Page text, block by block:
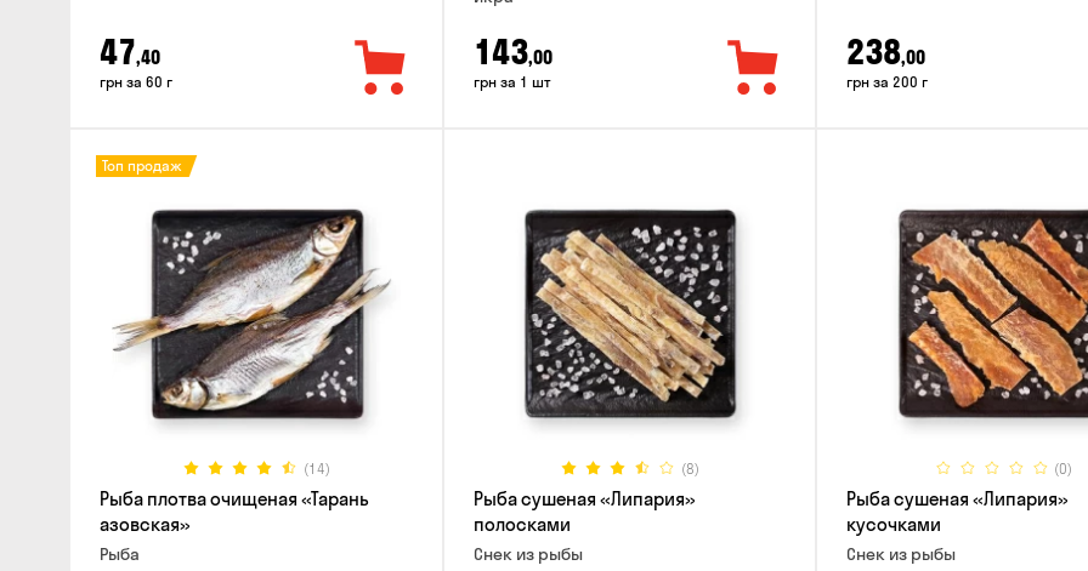
47,40
грн за 60 г
143,00
грн за 1 шт
238,00
грн за 200 г
(14)
Топ продаж
Рыба плотва очищеная «Тарань
азовская»
Рыба
(8)
Рыба сушеная «Липария»
полосками
Снек из рыбы
(0)
Рыба сушеная «Липария»
кусочками
Снек из рыбы